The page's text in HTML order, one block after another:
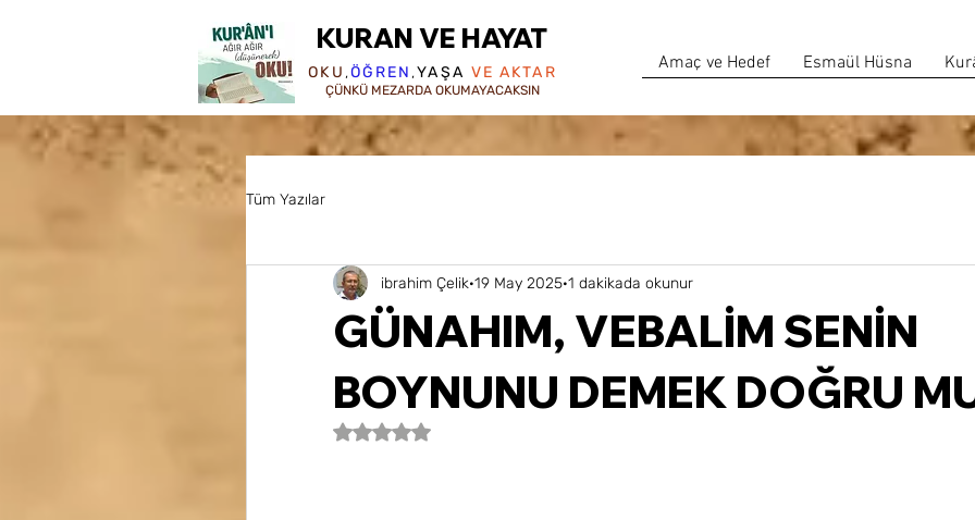
KURAN VE HAYAT
OKU ,ÖĞREN ,YAŞA VE AKTAR
ÇÜNKÜ MEZARDA OKUMAYACAKSIN
Amaç ve Hedef Esmaül Hüsna
Tüm Yazılar
GÜNAHIM, VEBALİM SENİN
BOYNUNU DEMEK DOĞRU
ibrahim Çelik 19 May 2025 1 dakikada okunur
5 üzerinden NaN yıldız